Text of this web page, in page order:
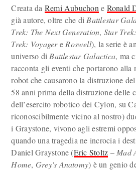
Creata da Remi Aubuchon e Ronald
già autore, oltre che di Battlestar
Trek: The Next Generation, Star
Trek: Voyagere Roswell), la serie è
universo di Battlestar Galactica, ma
racconta gli eventi che portarono alla
robot che causarono la distruzione
58 anni prima della distruzione delle
dell’esercito robotico dei Cylon, su
riconoscibilmente vicino al nostro)
i Graystone, vivono agli estremi
quando una tragedia ne incrocia i
Daniel Graystone (Eric Stoltz – Mad
Home, Grey's Anatomy) è un genio